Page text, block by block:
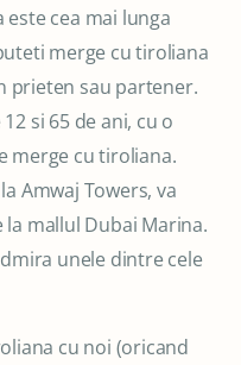
cea mai lunga
merge cu tiroliana
prieten sau partener.
si 65 de ani, cu o
merge cu tiroliana.
Amwaj Towers, va
mallul Dubai Marina.
unele dintre cele
cu noi (oricand